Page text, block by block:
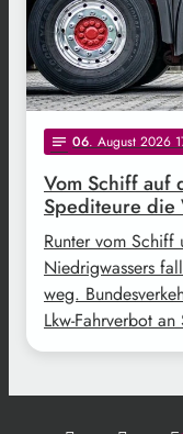
notes 06. August 2026
Vom Schiff auf
Spediteure die
Runter vom
Niedrigwassers
weg.
Lkw-Fahrverbot